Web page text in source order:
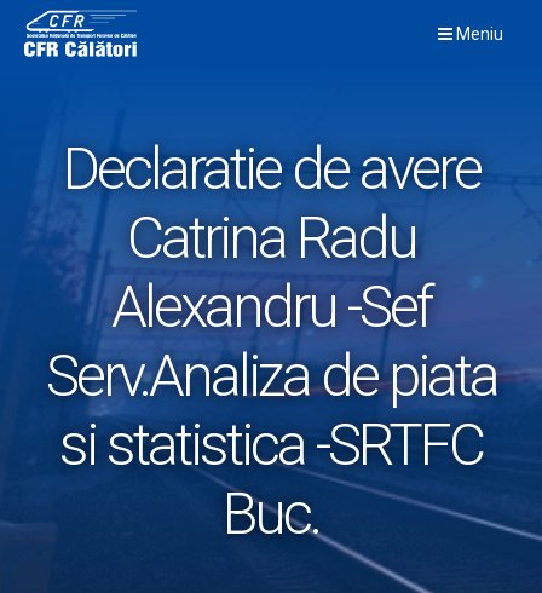
content
Meniu
Declaratie de avere
Catrina Radu
Alexandru -Sef
Serv.Analiza de piata
si statistica -SRTFC
Buc.